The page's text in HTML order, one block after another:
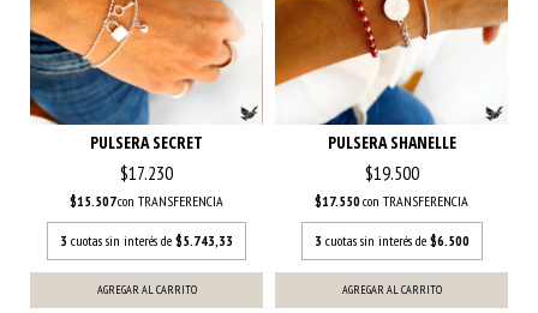
PULSERA SECRET
$17.230
$15.507con TRANSFERENCIA
3 cuotas sin interés de $5.743,33
PULSERA SHANELLE
$19.500
$17.550con TRANSFERENCIA
3 cuotas sin interés de $6.500
AGREGAR AL CARRITO